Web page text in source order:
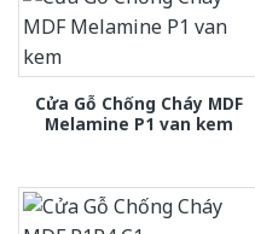
Cửa Gỗ Chống Cháy MDF
Melamine P1 van kem